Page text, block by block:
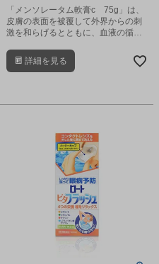
「メンソレータム軟膏c 75g」は、
皮膚の表面を被覆して外界からの刺
激を和らげるとともに、血液の循環
します。
詳細を見る